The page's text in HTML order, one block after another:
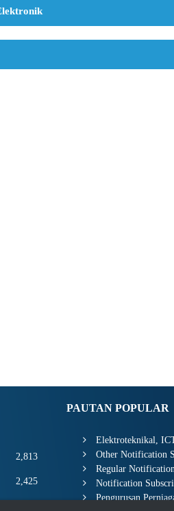
2,813
2,425
PAUTAN POPULAR
Elektroteknikal,
Other Notification
Regular
Notification
Pengurusan